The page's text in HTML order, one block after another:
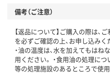
備考（ご注意）
【返品について】ご購入の際は、
を必ずご確認の上、お申し込みく
・油の温度は、水を加えてもはね
用ください。 ・食用油の処理に
等の処理施設のあるところで使用